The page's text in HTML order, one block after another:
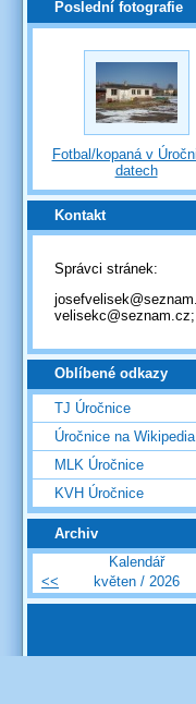
Poslední fotografie
Fotbal/kopaná v
datech
Kontakt
Správci stránek:
velisekc@seznam.cz;
Oblíbené odkazy
TJ Úročnice
Úročnice na Wikipedia
MLK Úročnice
KVH Úročnice
Archiv
Kalendář
<<
květen / 2026